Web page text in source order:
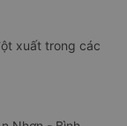
xuất trong các